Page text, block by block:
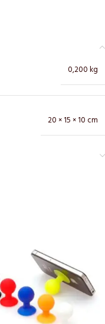
0,200 kg
20 × 15 × 10 cm